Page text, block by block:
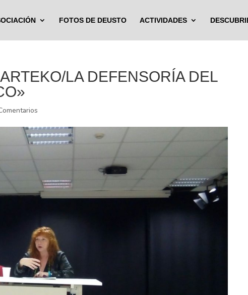
FOTOS DE DEUSTO ACTIVIDADES
LA DEFENSORÍA DEL